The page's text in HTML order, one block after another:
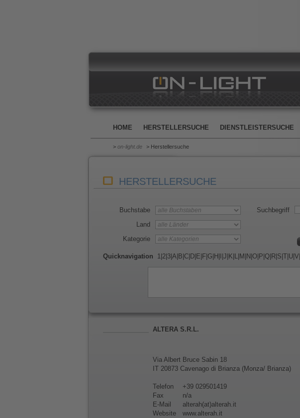
HOME HERSTELLERSUCHE DIENSTLEISTERSUCHE
> on-light.de > Herstellersuche
HERSTELLERSUCHE
Buchstabe
Land
Kategorie
Suchbegriff
Quicknavigation 1 2 3 A B C D E F G H J K L M N O P Q R S T U V
ALTERA S.R.L.
Via Albert Bruce Sabin 18
IT 20873 Cavenago di Brianza (Monza/ Brianza)
Telefon
+39 029501419
Fax
n/a
E-Mail
alterah(at)alterah.it
Website
www.alterah.it